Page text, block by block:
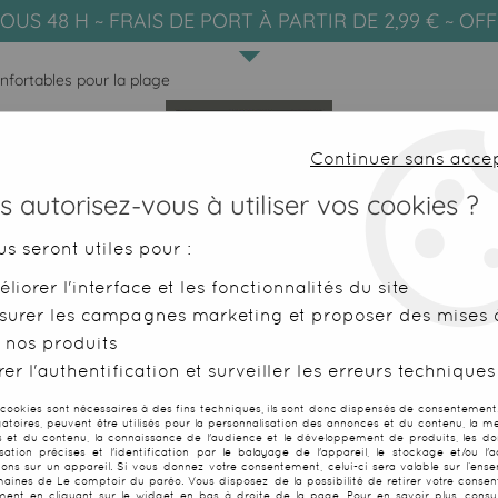
48 H ~ FRAIS DE PORT À PARTIR DE 2,99 € ~
pour la plage
DE PLAGE FOUTAS
XXL GRANDES TAILLES ET
Continuer sans
autorisez-vous à utiliser vos cookies ?
seront utiles pour :
l'interface et les fonctionnalités du site
les campagnes marketing et proposer des mises
nos produits
l'authentification et surveiller les erreurs techniques
sont nécessaires à des fins techniques, ils sont donc dispensés de consentement.
peuvent être utilisés pour la personnalisation des annonces et du contenu, la
et du contenu, la connaissance de l'audience et le développement de produits, les
précises et l'identification par le balayage de l'appareil, le stockage et/ou
sur un appareil. Si vous donnez votre consentement, celui-ci sera valable sur
de Le comptoir du paréo. Vous disposez de la possibilité de retirer votre
en cliquant sur le widget en bas à droite de la page. Pour en savoir plus,